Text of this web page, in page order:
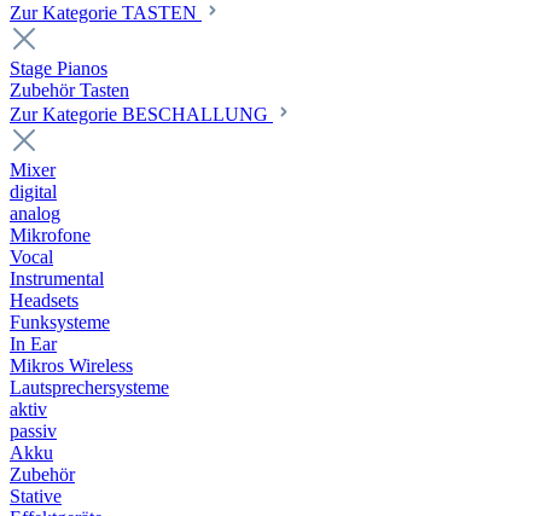
Zur Kategorie TASTEN
Stage Pianos
Zubehör Tasten
Zur Kategorie BESCHALLUNG
Mixer
digital
analog
Mikrofone
Vocal
Instrumental
Headsets
Funksysteme
In Ear
Mikros Wireless
Lautsprechersysteme
aktiv
passiv
Akku
Zubehör
Stative